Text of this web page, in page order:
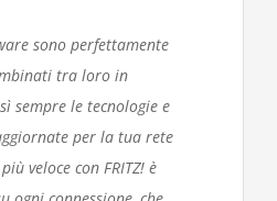
sono perfettamente
tra loro in
sempre le tecnologie e
per la tua rete
veloce con FRITZ! è